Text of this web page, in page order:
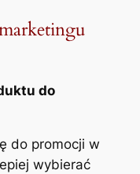
do
do promocji w
wybierać